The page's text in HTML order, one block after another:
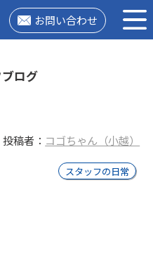
お問い合わせ
ログ
投稿者： コゴちゃん（小越）
スタッフの日常